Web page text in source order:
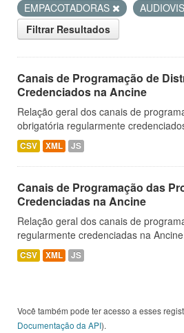
EMPACOTADORAS
Filtrar Resultados
Canais de Programação de
Credenciados na Ancine
Relação geral dos canais de
obrigatória regularmente
CSV XML JS
Canais de Programação das
Credenciadas na Ancine
Relação geral dos canais de
regularmente credenciadas na
CSV XML JS
Você também pode ter acesso a esses
Documentação da API).